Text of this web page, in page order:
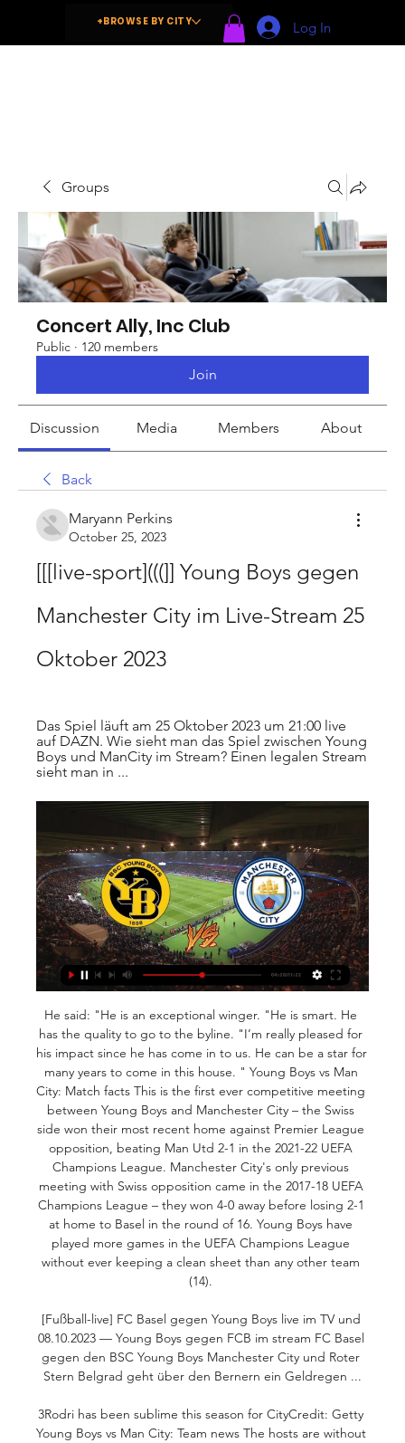
+BROWSE BY CITY Log In
Groups
Concert Ally, Inc Club
Public · 120 members
Join
Discussion Media Members About
Back
Maryann Perkins
October 25, 2023
[[[live-sport](((]] Young Boys gegen
Manchester City im Live-Stream 25
Oktober 2023
Das Spiel läuft am 25 Oktober 2023 um 21:00 live
auf DAZN. Wie sieht man das Spiel zwischen Young
Boys und ManCity im Stream? Einen legalen Stream
sieht man in ...
He said: "He is an exceptional winger. "He is smart. He
has the quality to go to the byline. "I’m really pleased for
his impact since he has come in to us. He can be a star for
many years to come in this house. " Young Boys vs Man
City: Match facts This is the first ever competitive meeting
between Young Boys and Manchester City – the Swiss
side won their most recent home against Premier League
opposition, beating Man Utd 2-1 in the 2021-22 UEFA
Champions League. Manchester City's only previous
meeting with Swiss opposition came in the 2017-18 UEFA
Champions League – they won 4-0 away before losing 2-1
at home to Basel in the round of 16. Young Boys have
played more games in the UEFA Champions League
without ever keeping a clean sheet than any other team
(14).
[Fußball-live] FC Basel gegen Young Boys live im TV und
08.10.2023 — Young Boys gegen FCB im stream FC Basel
gegen den BSC Young Boys Manchester City und Roter
Stern Belgrad geht über den Bernern ein Geldregen ...
3Rodri has been sublime this season for CityCredit: Getty
Young Boys vs Man City: Team news The hosts are without